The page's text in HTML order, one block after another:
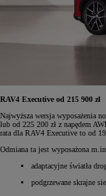
RAV4 Executive od 215 900 zł
Najwyższa wersja wyposażenia
lub od 225 200 zł z napędem
rata dla RAV4 Executive to od
Odmiana ta jest wyposażona
adaptacyjne światła
podgrzewane skrajne